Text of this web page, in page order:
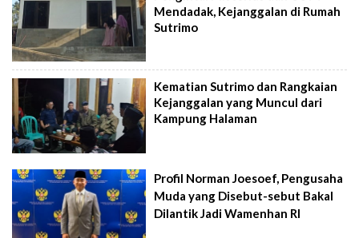
Mendadak, Kejanggalan di Rumah
Sutrimo
Kematian Sutrimo dan Rangkaian
Kejanggalan yang Muncul dari
Kampung Halaman
Profil Norman Joesoef, Pengusaha
Muda yang Disebut-sebut Bakal
Dilantik Jadi Wamenhan RI